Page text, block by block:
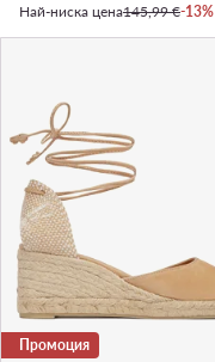
Най-ниска цена145,99 €-13%
Промоция